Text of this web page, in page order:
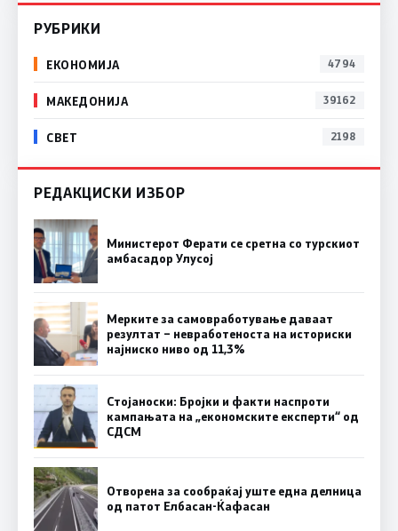
РУБРИКИ
ЕКОНОМИЈА 4794
МАКЕДОНИЈА 39162
СВЕТ 2198
РЕДАКЦИСКИ ИЗБОР
Министерот Ферати се сретна со турскиот
амбасадор Улусој
Мерките за самовработување даваат
резултат – невработеноста на историски
најниско ниво од 11,3%
Стојаноски: Бројки и факти наспроти
кампањата на „економските експерти“ од
СДСM
Отворена за сообраќај уште една делница
од патот Елбасан-Ќафасан